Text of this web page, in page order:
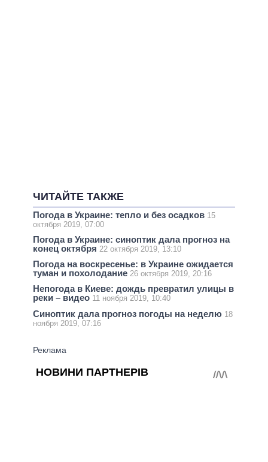
ЧИТАЙТЕ ТАКЖЕ
Погода в Украине: тепло и без осадков 15
октября 2019, 07:00
Погода в Украине: синоптик дала прогноз на
конец октября 22 октября 2019, 13:10
Погода на воскресенье: в Украине ожидается
туман и похолодание 26 октября 2019, 20:16
Непогода в Киеве: дождь превратил улицы в
реки – видео 11 ноября 2019, 10:40
Синоптик дала прогноз погоды на неделю 18
ноября 2019, 07:16